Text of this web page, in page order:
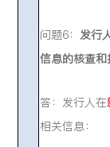
问题6：发行
信息的核查和
答：发行人在
相关信息：